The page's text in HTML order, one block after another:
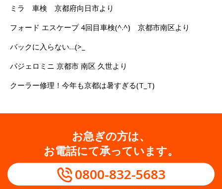
ミラ 車検 京都府向日市より
フォード エスケープ 4回目車検(^.^) 京都市南区より
バックに入らない…(>_
パジェロミニ 京都市 南区 久世より
クーラー修理！今年も京都は暑すぎる(T_T)
お急ぎの方は、
お電話にて承っています。
0800-832-5683